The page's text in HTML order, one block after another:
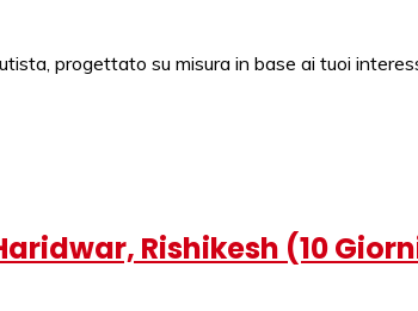
progettato su misura in base ai tuoi
Rishikesh (10